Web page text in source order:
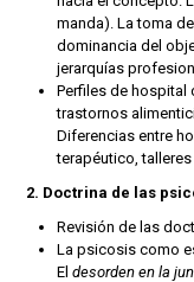
manda). La toma
dominancia del
jerarquías
Perfiles de hospital
trastornos
Diferencias entre
terapéutico,
2. Doctrina de las
Revisión de las
La psicosis como
Eldesorden en la